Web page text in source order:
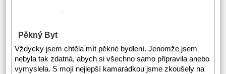
Pěkný Byt
Vždycky jsem chtěla mít pěkné bydlení. Jenomže jsem
nebyla tak zdatná, abych si všechno samo připravila anebo
vymyslela. S mojí nejlepší kamarádkou jsme zkoušely na